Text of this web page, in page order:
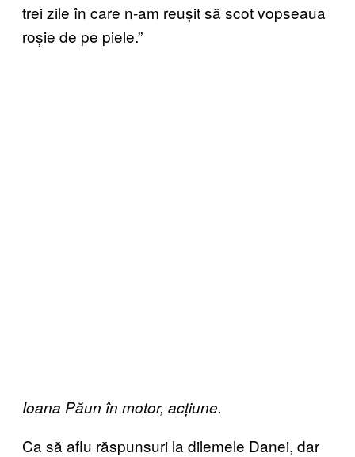
trei zile în care n-am reușit să scot vopseaua
roșie de pe piele.”
Ioana Păun în motor, acțiune.
Ca să aflu răspunsuri la dilemele Danei, dar